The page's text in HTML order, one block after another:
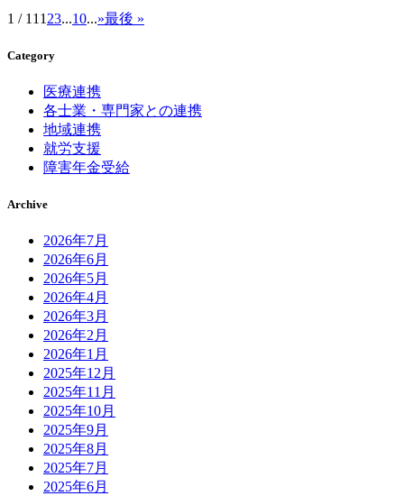
1 / 11 1 23...10...»最後 »
Category
医療連携
各士業・専門家との連携
地域連携
就労支援
障害年金受給
Archive
2026年7月
2026年6月
2026年5月
2026年4月
2026年3月
2026年2月
2026年1月
2025年12月
2025年11月
2025年10月
2025年9月
2025年8月
2025年7月
2025年6月